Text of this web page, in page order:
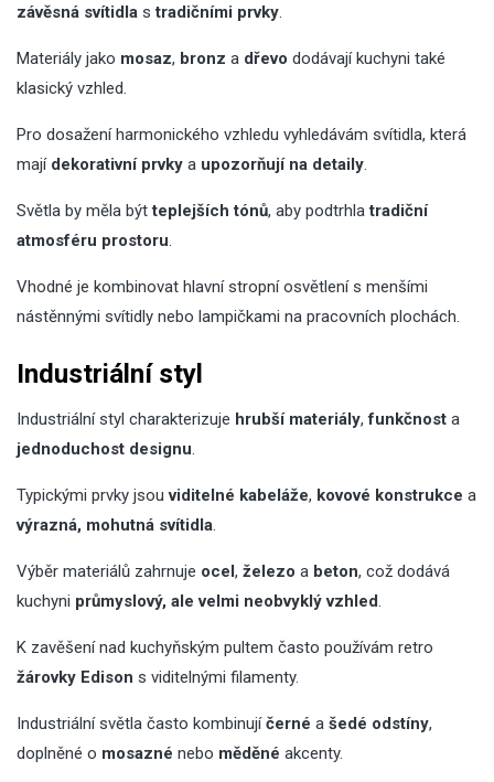
závěsná svítidla stradičními prvky.
Materiály jako mosaz, bronz a dřevo dodávají kuchyni také
klasický vzhled.
Pro dosažení harmonického vzhledu vyhledávám svítidla, která
mají dekorativní prvky a upozorňují na detaily.
Světla by měla býtteplejších tónů, aby podtrhlatradiční
atmosféru prostoru.
Vhodné je kombinovat hlavní stropní osvětlení s menšími
nástěnnými svítidly nebo lampičkami na pracovních plochách.
Industriální styl
Industriální styl charakterizuje hrubší materiály,funkčnost a
jednoduchost designu.
Typickými prvky jsouviditelné kabeláže, kovové konstrukce a
výrazná, mohutná svítidla.
Výběr materiálů zahrnuje ocel, železo a beton, což dodává
kuchyni průmyslový, ale velmi neobvyklý vzhled.
K zavěšení nad kuchyňským pultem často používám retro
žárovky Edison s viditelnými filamenty.
Industriální světla často kombinujíčerné a šedé odstíny,
doplněné o mosazné nebo měděné akcenty.